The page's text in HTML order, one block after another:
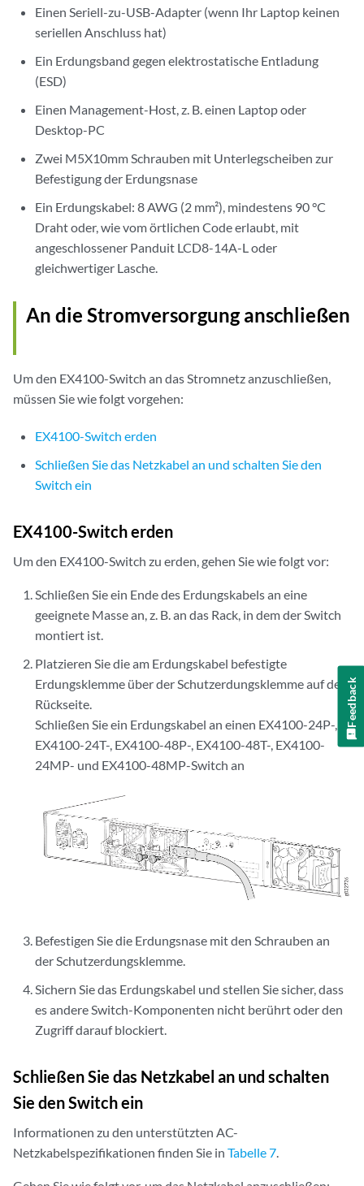
Einen Seriell-zu-USB-Adapter (wenn Ihr Laptop keinen
seriellen Anschluss hat)
Ein Erdungsband gegen elektrostatische Entladung
(ESD)
Einen Management-Host, z. B. einen Laptop oder
Desktop-PC
Zwei M5X10mm Schrauben mit Unterlegscheiben zur
Befestigung der Erdungsnase
Ein Erdungskabel: 8 AWG (2 mm²), mindestens 90 °C
Draht oder, wie vom örtlichen Code erlaubt, mit
angeschlossener Panduit LCD8-14A-L oder
gleichwertiger Lasche.
An die Stromversorgung anschließen
Um den EX4100-Switch an das Stromnetz anzuschließen,
müssen Sie wie folgt vorgehen:
EX4100-Switch erden
Schließen Sie das Netzkabel an und schalten Sie den
Switch ein
EX4100-Switch erden
Um den EX4100-Switch zu erden, gehen Sie wie folgt vor:
Schließen Sie ein Ende des Erdungskabels an eine
geeignete Masse an, z. B. an das Rack, in dem der Switch
montiert ist.
Platzieren Sie die am Erdungskabel befestigte
Erdungsklemme über der Schutzerdungsklemme auf der
Rückseite.
Schließen Sie ein Erdungskabel an einen EX4100-24P-,
EX4100-24T-, EX4100-48P-, EX4100-48T-, EX4100-
24MP- und EX4100-48MP-Switch an
Befestigen Sie die Erdungsnase mit den Schrauben an
der Schutzerdungsklemme.
Sichern Sie das Erdungskabel und stellen Sie sicher, dass
es andere Switch-Komponenten nicht berührt oder den
Zugriff darauf blockiert.
Schließen Sie das Netzkabel an und schalten
Sie den Switch ein
Informationen zu den unterstützten AC-
Netzkabelspezifikationen finden Sie in Tabelle 7.
Feedback